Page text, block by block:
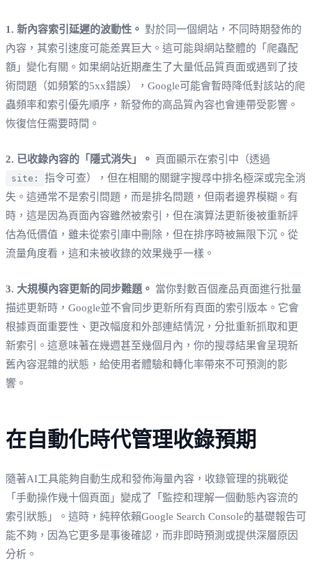
1. 新內容索引延遲的波動性。 對於同一個網站，不同時期發佈的
內容，其索引速度可能差異巨大。這可能與網站整體的「爬蟲配
額」變化有關。如果網站近期產生了大量低品質頁面或遇到了技
術問題（如頻繁的5xx錯誤），Google可能會暫時降低對該站的爬
蟲頻率和索引優先順序，新發佈的高品質內容也會連帶受影響。
恢復信任需要時間。
2. 已收錄內容的「隱式消失」。 頁面顯示在索引中（透過
site:
指令可查），但在相關的關鍵字搜尋中排名極深或完全消
失。這通常不是索引問題，而是排名問題，但兩者邊界模糊。有
時，這是因為頁面內容雖然被索引，但在演算法更新後被重新評
估為低價值，雖未從索引庫中刪除，但在排序時被無限下沉。從
流量角度看，這和未被收錄的效果幾乎一樣。
3. 大規模內容更新的同步難題。 當你對數百個產品頁面進行批量
描述更新時，Google並不會同步更新所有頁面的索引版本。它會
根據頁面重要性、更改幅度和外部連結情況，分批重新抓取和更
新索引。這意味著在幾週甚至幾個月內，你的搜尋結果會呈現新
舊內容混雜的狀態，給使用者體驗和轉化率帶來不可預測的影
響。
在自動化時代管理收錄預期
隨著AI工具能夠自動生成和發佈海量內容，收錄管理的挑戰從
「手動操作幾十個頁面」變成了「監控和理解一個動態內容流的
索引狀態」。這時，純粹依賴Google Search Console的基礎報告可
能不夠，因為它更多是事後確認，而非即時預測或提供深層原因
分析。